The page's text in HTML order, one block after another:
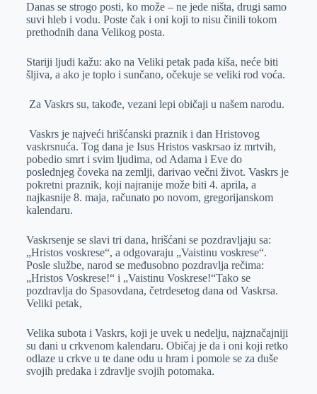
Danas se strogo posti, ko može – ne jede ništa, drugi samo
suvi hleb i vodu. Poste čak i oni koji to nisu činili tokom
prethodnih dana Velikog posta.
Stariji ljudi kažu: ako na Veliki petak pada kiša, neće biti
šljiva, a ako je toplo i sunčano, očekuje se veliki rod voća.
Za Vaskrs su, takođe, vezani lepi običaji u našem narodu.
Vaskrs je najveći hrišćanski praznik i dan Hristovog
vaskrsnuća. Tog dana je Isus Hristos vaskrsao iz mrtvih,
pobedio smrt i svim ljudima, od Adama i Eve do
poslednjeg čoveka na zemlji, darivao večni život. Vaskrs je
pokretni praznik, koji najranije može biti 4. aprila, a
najkasnije 8. maja, računato po novom, gregorijanskom
kalendaru.
Vaskrsenje se slavi tri dana, hrišćani se pozdravljaju sa:
„Hristos voskrese“, a odgovaraju „Vaistinu voskrese“.
Posle službe, narod se međusobno pozdravlja rečima:
„Hristos Voskrese!“ i „Vaistinu Voskrese!“Tako se
pozdravlja do Spasovdana, četrdesetog dana od Vaskrsa.
Veliki petak,
Velika subota i Vaskrs, koji je uvek u nedelju, najznačajniji
su dani u crkvenom kalendaru. Običaj je da i oni koji retko
odlaze u crkve u te dane odu u hram i pomole se za duše
svojih predaka i zdravlje svojih potomaka.